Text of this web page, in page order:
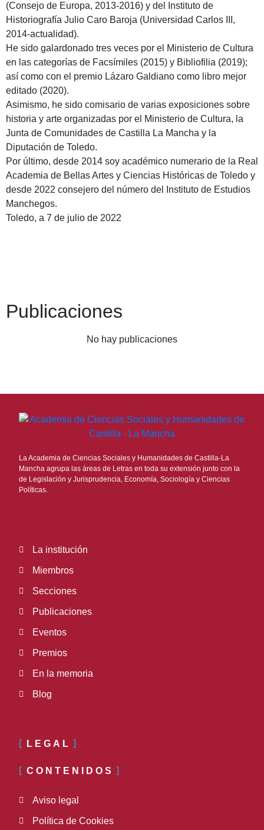
(Consejo de Europa, 2013-2016) y del Instituto de
Historiografía Julio Caro Baroja (Universidad Carlos III,
2014-actualidad).
He sido galardonado tres veces por el Ministerio de Cultura
en las categorías de Facsímiles (2015) y Bibliofilia (2019);
así como con el premio Lázaro Galdiano como libro mejor
editado (2020).
Asimismo, he sido comisario de varias exposiciones sobre
historia y arte organizadas por el Ministerio de Cultura, la
Junta de Comunidades de Castilla La Mancha y la
Diputación de Toledo.
Por último, desde 2014 soy académico numerario de la Real
Academia de Bellas Artes y Ciencias Históricas de Toledo y
desde 2022 consejero del número del Instituto de Estudios
Manchegos.
Toledo, a 7 de julio de 2022
Publicaciones
No hay publicaciones
La Academia de Ciencias Sociales y Humanidades de Castilla-La
Mancha agrupa las áreas de Letras en toda su extensión junto con la
de Legislación y Jurisprudencia, Economía, Sociología y Ciencias
Políticas.
La institución
Miembros
Secciones
Publicaciones
Eventos
Premios
En la memoria
Blog
LEGAL
CONTENIDOS
Aviso legal
Política de Cookies